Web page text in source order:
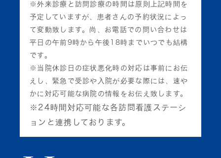
※外来診療と訪問診療の時間は原則上記時間を
予定していますが、患者さんの予約状況によっ
て変動致します。尚、お電話での問い合わせは
平日の午前9時から午後18時までいつでも結構
です。
※当院休診日の症状悪化時の対応は事前にお伝
えし、緊急で受診や入院が必要な際には、速や
かに対応可能な病院の情報をお伝え致します。
※24時間対応可能な各訪問看護ステーシ
ョンと連携しております。